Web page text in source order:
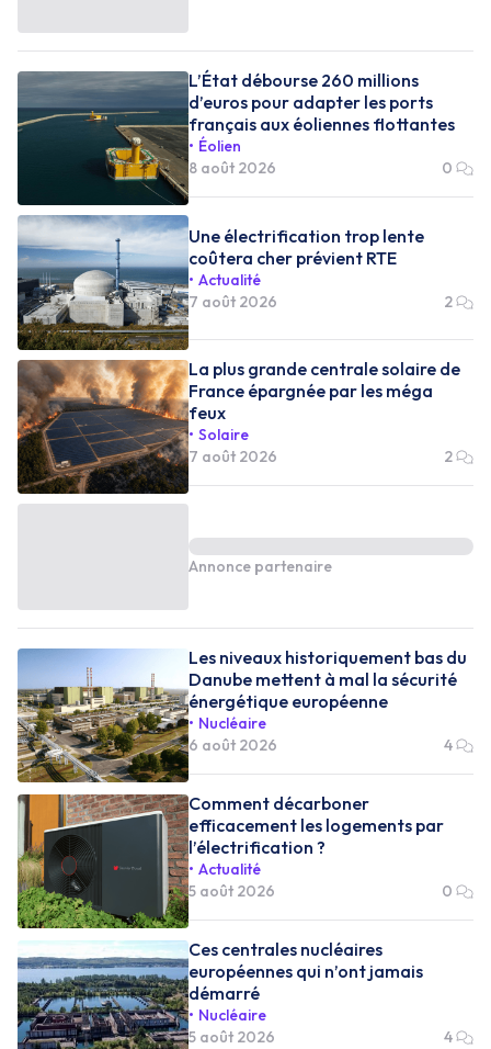
L’État débourse 260 millions
d’euros pour adapter les ports
français aux éoliennes flottantes
Éolien
8 août 2026
0
Une électrification trop lente
coûtera cher prévient RTE
Actualité
7 août 2026
2
La plus grande centrale solaire de
France épargnée par les méga
feux
Solaire
7 août 2026
2
Annonce partenaire
Les niveaux historiquement bas du
Danube mettent à mal la sécurité
énergétique européenne
Nucléaire
6 août 2026
4
Comment décarboner
efficacement les logements par
l’électrification ?
Actualité
5 août 2026
0
Ces centrales nucléaires
européennes qui n’ont jamais
démarré
Nucléaire
5 août 2026
4